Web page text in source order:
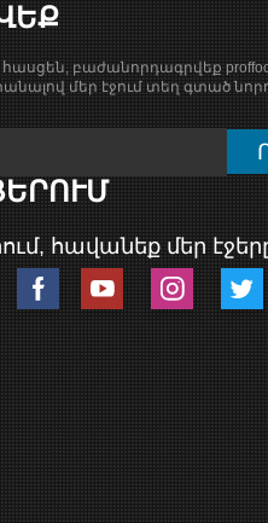
բաժանորդագրվեք
մեր էջում տեղ գտած
հավանեք մեր